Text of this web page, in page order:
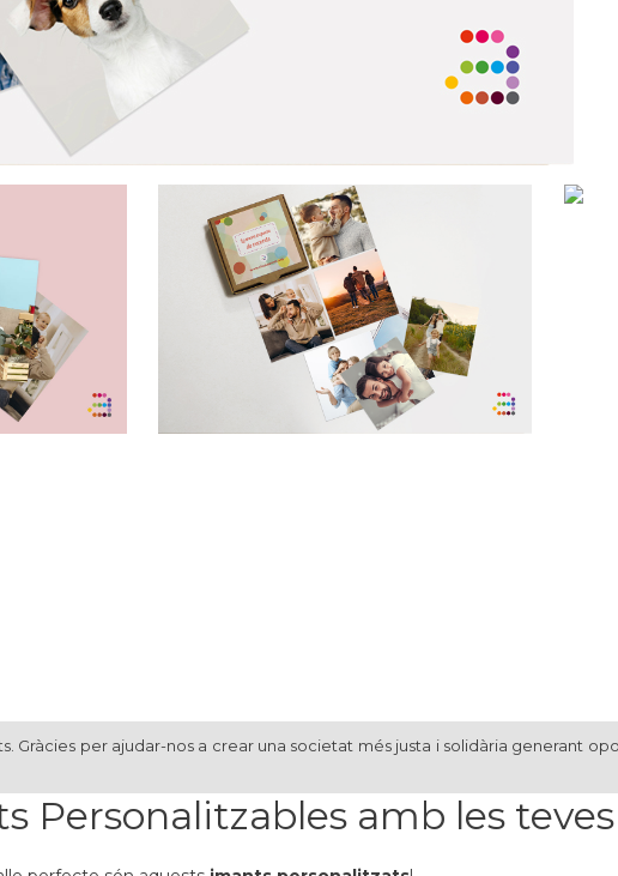
per ajudar-nos a crear una societat més justa i solidària generant
Personalitzables amb les